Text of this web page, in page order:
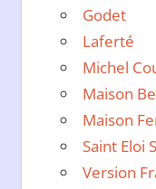
Godet
Laferté
Michel
Maison
Maison
Saint Eloi
Version